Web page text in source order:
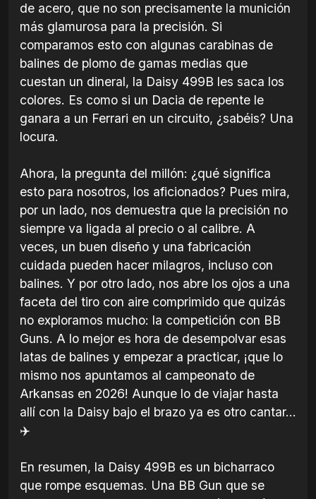
de acero, que no son precisamente la munición
más glamurosa para la precisión. Si
comparamos esto con algunas carabinas de
balines de plomo de gamas medias que
cuestan un dineral, la Daisy 499B les saca los
colores. Es como si un Dacia de repente le
ganara a un Ferrari en un circuito, ¿sabéis? Una
locura.
Ahora, la pregunta del millón: ¿qué significa
esto para nosotros, los aficionados? Pues mira,
por un lado, nos demuestra que la precisión no
siempre va ligada al precio o al calibre. A
veces, un buen diseño y una fabricación
cuidada pueden hacer milagros, incluso con
balines. Y por otro lado, nos abre los ojos a una
faceta del tiro con aire comprimido que quizás
no exploramos mucho: la competición con BB
Guns. A lo mejor es hora de desempolvar esas
latas de balines y empezar a practicar, ¡que lo
mismo nos apuntamos al campeonato de
Arkansas en 2026! Aunque lo de viajar hasta
allí con la Daisy bajo el brazo ya es otro cantar...
✈️
En resumen, la Daisy 499B es un bicharraco
que rompe esquemas. Una BB Gun que se